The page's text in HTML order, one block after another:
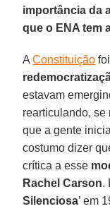
importância da
que o ENA tem
AConstituição
estavam
rearticulando, se
que a gente
costumo dizer
crítica a esse
Rachel Carson.
Silenciosa’ em